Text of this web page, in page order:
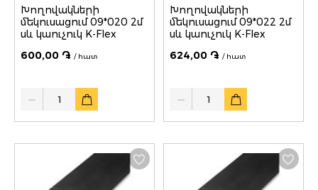
Խողովակների
մեկուսացում 09*020 2մ
սև կաուչուկ K-Flex
600,00 ֏ / հատ
Խողովակների
մեկուսացում 09*022 2մ
սև կաուչուկ K-Flex
624,00 ֏ / հատ